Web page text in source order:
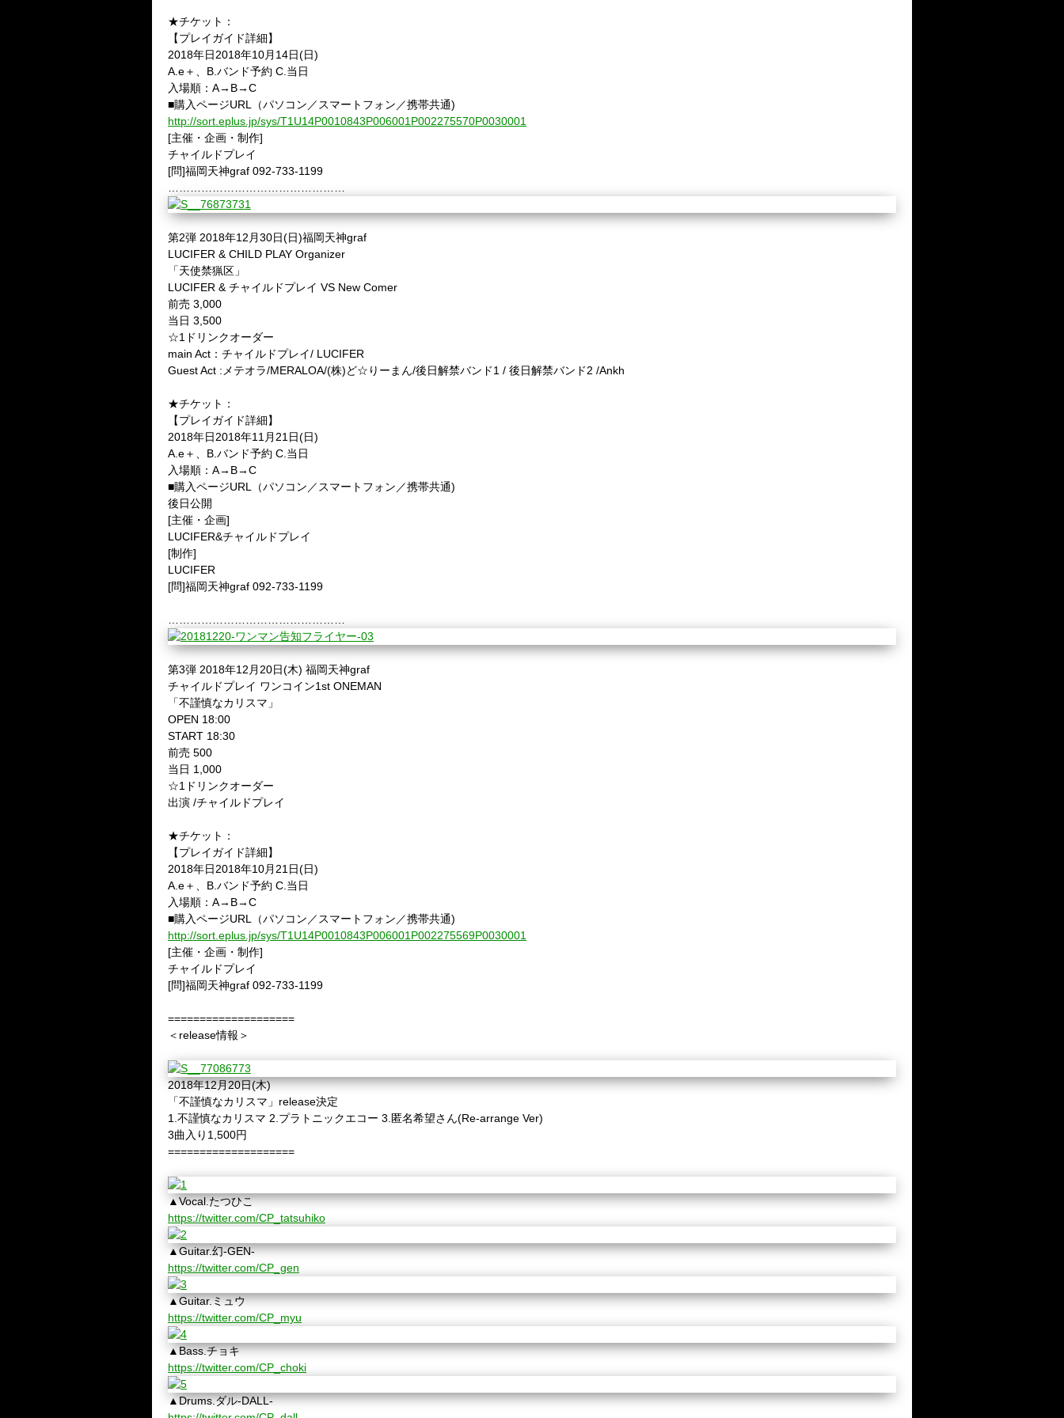
★チケット：
【プレイガイド詳細】
2018年日2018年10月14日(日)
A.e＋、B.バンド予約 C.当日
入場順：A→B→C
■購入ページURL（パソコン／スマートフォン／携帯共通)
http://sort.eplus.jp/sys/T1U14P0010843P006001P002275570P0030001
[主催・企画・制作]
チャイルドプレイ
[問]福岡天神graf 092-733-1199
第2弾 2018年12月30日(日)福岡天神graf
LUCIFER & CHILD PLAY Organizer
「天使禁猟区」
LUCIFER & チャイルドプレイ VS New Comer
前売 3,000
当日 3,500
☆1ドリンクオーダー
main Act：チャイルドプレイ/ LUCIFER
Guest Act :メテオラ/MERALOA/(株)ど☆りーまん/後日解禁バンド1 / 後日解禁バンド2 /Ankh
★チケット：
【プレイガイド詳細】
2018年日2018年11月21日(日)
A.e＋、B.バンド予約 C.当日
入場順：A→B→C
■購入ページURL（パソコン／スマートフォン／携帯共通)
後日公開
[主催・企画]
LUCIFER&チャイルドプレイ
[制作]
LUCIFER
[問]福岡天神graf 092-733-1199
第3弾 2018年12月20日(木) 福岡天神graf
チャイルドプレイ ワンコイン1st ONEMAN
「不謹慎なカリスマ」
OPEN 18:00
START 18:30
前売 500
当日 1,000
☆1ドリンクオーダー
出演 /チャイルドプレイ
★チケット：
【プレイガイド詳細】
2018年日2018年10月21日(日)
A.e＋、B.バンド予約 C.当日
入場順：A→B→C
■購入ページURL（パソコン／スマートフォン／携帯共通)
http://sort.eplus.jp/sys/T1U14P0010843P006001P002275569P0030001
[主催・企画・制作]
チャイルドプレイ
[問]福岡天神graf 092-733-1199
====================
＜release情報＞
2018年12月20日(木)
「不謹慎なカリスマ」release決定
1.不謹慎なカリスマ 2.プラトニックエコー 3.匿名希望さん(Re-arrange Ver)
3曲入り1,500円
====================
▲Vocal.たつひこ
https://twitter.com/CP_tatsuhiko
▲Guitar.幻-GEN-
https://twitter.com/CP_gen
▲Guitar.ミュウ
https://twitter.com/CP_myu
▲Bass.チョキ
https://twitter.com/CP_choki
▲Drums.ダル-DALL-